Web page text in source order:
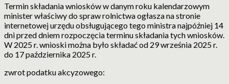
Termin składania wniosków w danym roku kalendarzowym
minister właściwy do spraw rolnictwa ogłasza na stronie
internetowej urzędu obsługującego tego ministra najpóźniej 14
dni przed dniem rozpoczęcia terminu składania tych wniosków.
W 2025 r. wnioski można było składać od 29 września 2025 r.
do 17 października 2025 r.
zwrot podatku akcyzowego: